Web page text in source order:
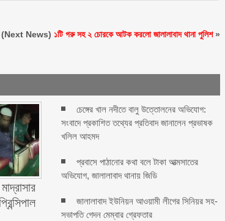
(Next News) ১টি গরু সহ ২ চোরকে আটক করলো জালালাবাদ থানা পুলিশ»
চেঙ্গের খাল নদীতে বালু উত্তোলনের অভিযোগ:
সংবাদে প্রকাশিত তথ্যের প্রতিবাদ জানালেন প্রভাষক
খলিল আহমদ
প্রবাসে পাঠানোর কথা বলে টাকা আত্মসাতের
অভিযোগ, জালালাবাদ থানায় জিডি ‎
জালালাবাদ ইউনিয়ন আওয়ামী লীগের সিনিয়র সহ-
সভাপতি গেদন মেম্বার গ্রেফতার